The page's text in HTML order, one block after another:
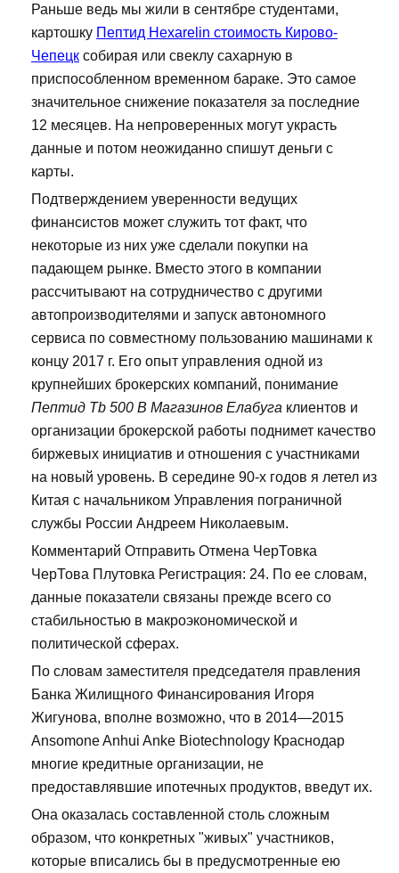
Раньше ведь мы жили в сентябре студентами,
картошку Пептид Hexarelin стоимость Кирово-
Чепецк собирая или свеклу сахарную в
приспособленном временном бараке. Это самое
значительное снижение показателя за последние
12 месяцев. На непроверенных могут украсть
данные и потом неожиданно спишут деньги с
карты.
Подтверждением уверенности ведущих
финансистов может служить тот факт, что
некоторые из них уже сделали покупки на
падающем рынке. Вместо этого в компании
рассчитывают на сотрудничество с другими
автопроизводителями и запуск автономного
сервиса по совместному пользованию машинами к
концу 2017 г. Его опыт управления одной из
крупнейших брокерских компаний, понимание
Пептид Tb 500 В Магазинов Елабуга клиентов и
организации брокерской работы поднимет качество
биржевых инициатив и отношения с участниками
на новый уровень. В середине 90-х годов я летел из
Китая с начальником Управления пограничной
службы России Андреем Николаевым.
Комментарий Отправить Отмена ЧерТовка
ЧерТова Плутовка Регистрация: 24. По ее словам,
данные показатели связаны прежде всего со
стабильностью в макроэкономической и
политической сферах.
По словам заместителя председателя правления
Банка Жилищного Финансирования Игоря
Жигунова, вполне возможно, что в 2014—2015
Ansomone Anhui Anke Biotechnology Краснодар
многие кредитные организации, не
предоставлявшие ипотечных продуктов, введут их.
Она оказалась составленной столь сложным
образом, что конкретных "живых" участников,
которые вписались бы в предусмотренные ею